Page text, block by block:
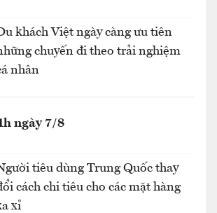
khách Việt ngày càng ưu tiên
chuyến đi theo trải nghiệm
nhân
ngày 7/8
tiêu dùng Trung Quốc thay
cách chi tiêu cho các mặt hàng
xỉ